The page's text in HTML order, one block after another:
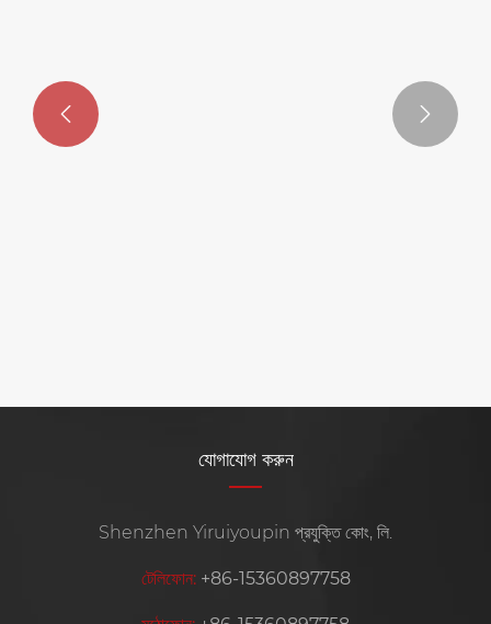
 
যোগাযোগ করুন
Shenzhen Yiruiyoupin প্রযুক্তি কোং, লি.
টেলিফোন: +86-15360897758